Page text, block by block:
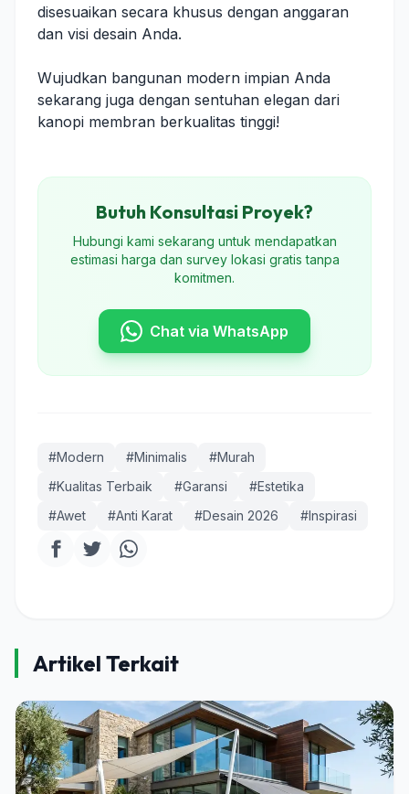
disesuaikan secara khusus dengan anggaran
dan visi desain Anda.
Wujudkan bangunan modern impian Anda
sekarang juga dengan sentuhan elegan dari
kanopi membran berkualitas tinggi!
Butuh Konsultasi Proyek?
Hubungi kami sekarang untuk mendapatkan
estimasi harga dan survey lokasi gratis tanpa
komitmen.
Chat via WhatsApp
#Modern #Minimalis
#Murah
#Kualitas Terbaik
#Garansi
#Estetika
#Awet
#Anti Karat #Desain 2026 #Inspirasi
Artikel Terkait